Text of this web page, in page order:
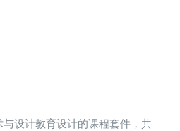
设计教育设计的课程套件，共